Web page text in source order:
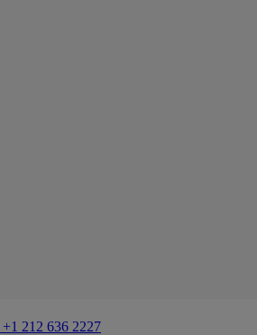
+1 212 636 2227